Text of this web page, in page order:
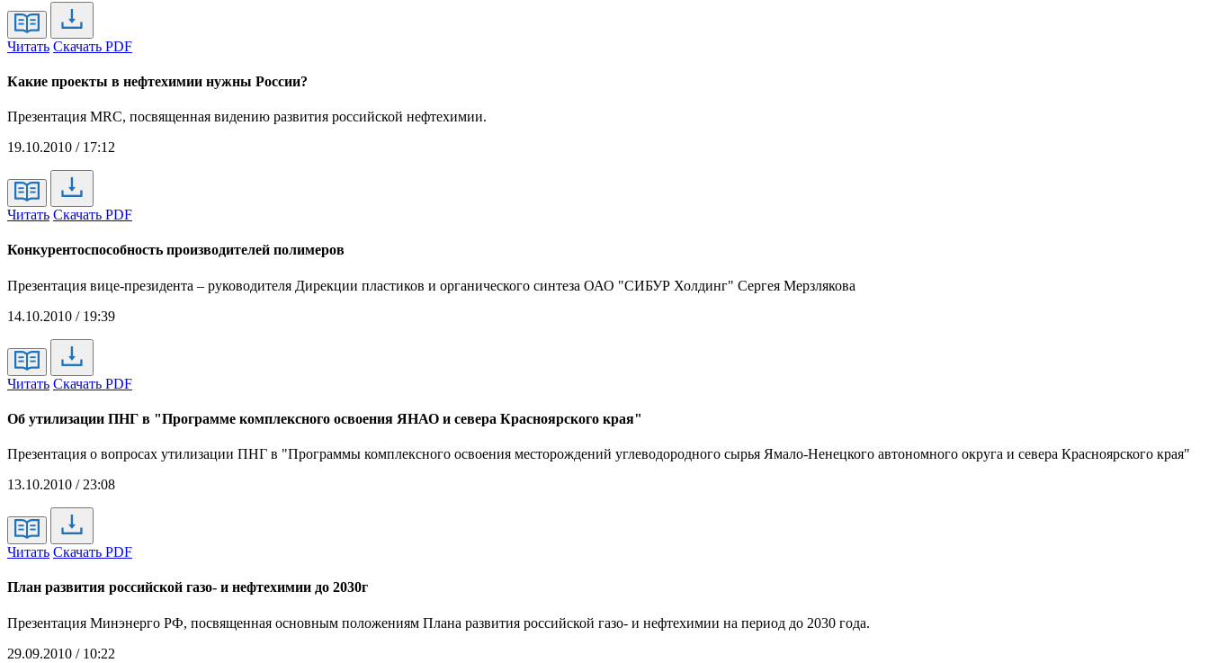
Читать Скачать PDF
Какие проекты в нефтехимии нужны России?
Презентация MRC, посвященная видению развития российской нефтехимии.
19.10.2010 / 17:12
Читать Скачать PDF
Конкурентоспособность производителей полимеров
Презентация вице-президента – руководителя Дирекции пластиков и органического синтеза ОАО "СИБУР Холдинг" Сергея Мерзлякова
14.10.2010 / 19:39
Читать Скачать PDF
Об утилизации ПНГ в "Программе комплексного освоения ЯНАО и севера Красноярского края"
Презентация о вопросах утилизации ПНГ в "Программы комплексного освоения месторождений углеводородного сырья Ямало-Ненецкого автономного округа и севера Красноярского края"
13.10.2010 / 23:08
Читать Скачать PDF
План развития российской газо- и нефтехимии до 2030г
Презентация Минэнерго РФ, посвященная основным положениям Плана развития российской газо- и нефтехимии на период до 2030 года.
29.09.2010 / 10:22